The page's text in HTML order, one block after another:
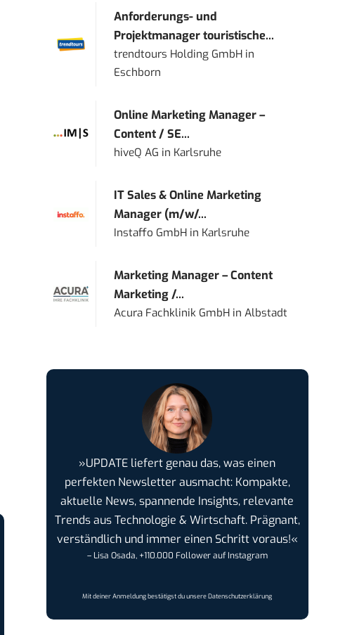
Anforderungs- und
Projektmanager touristische...
trendtours Holding GmbH in
Eschborn
Online Marketing Manager –
Content / SE...
hiveQ AG in Karlsruhe
IT Sales & Online Marketing
Manager (m/w/...
Instaffo GmbH in Karlsruhe
Marketing Manager – Content
Marketing /...
Acura Fachklinik GmbH inAlbstadt
»UPDATE liefert genau das, was einen
perfekten Newsletter ausmacht: Kompakte,
aktuelle News, spannende Insights, relevante
Trends aus Technologie & Wirtschaft. Prägnant,
verständlich und immer einen Schritt voraus!«
– Lisa Osada, +110.000 Follower auf Instagram
Mit deiner Anmeldung bestätigst du unsereDatenschutzerklärung